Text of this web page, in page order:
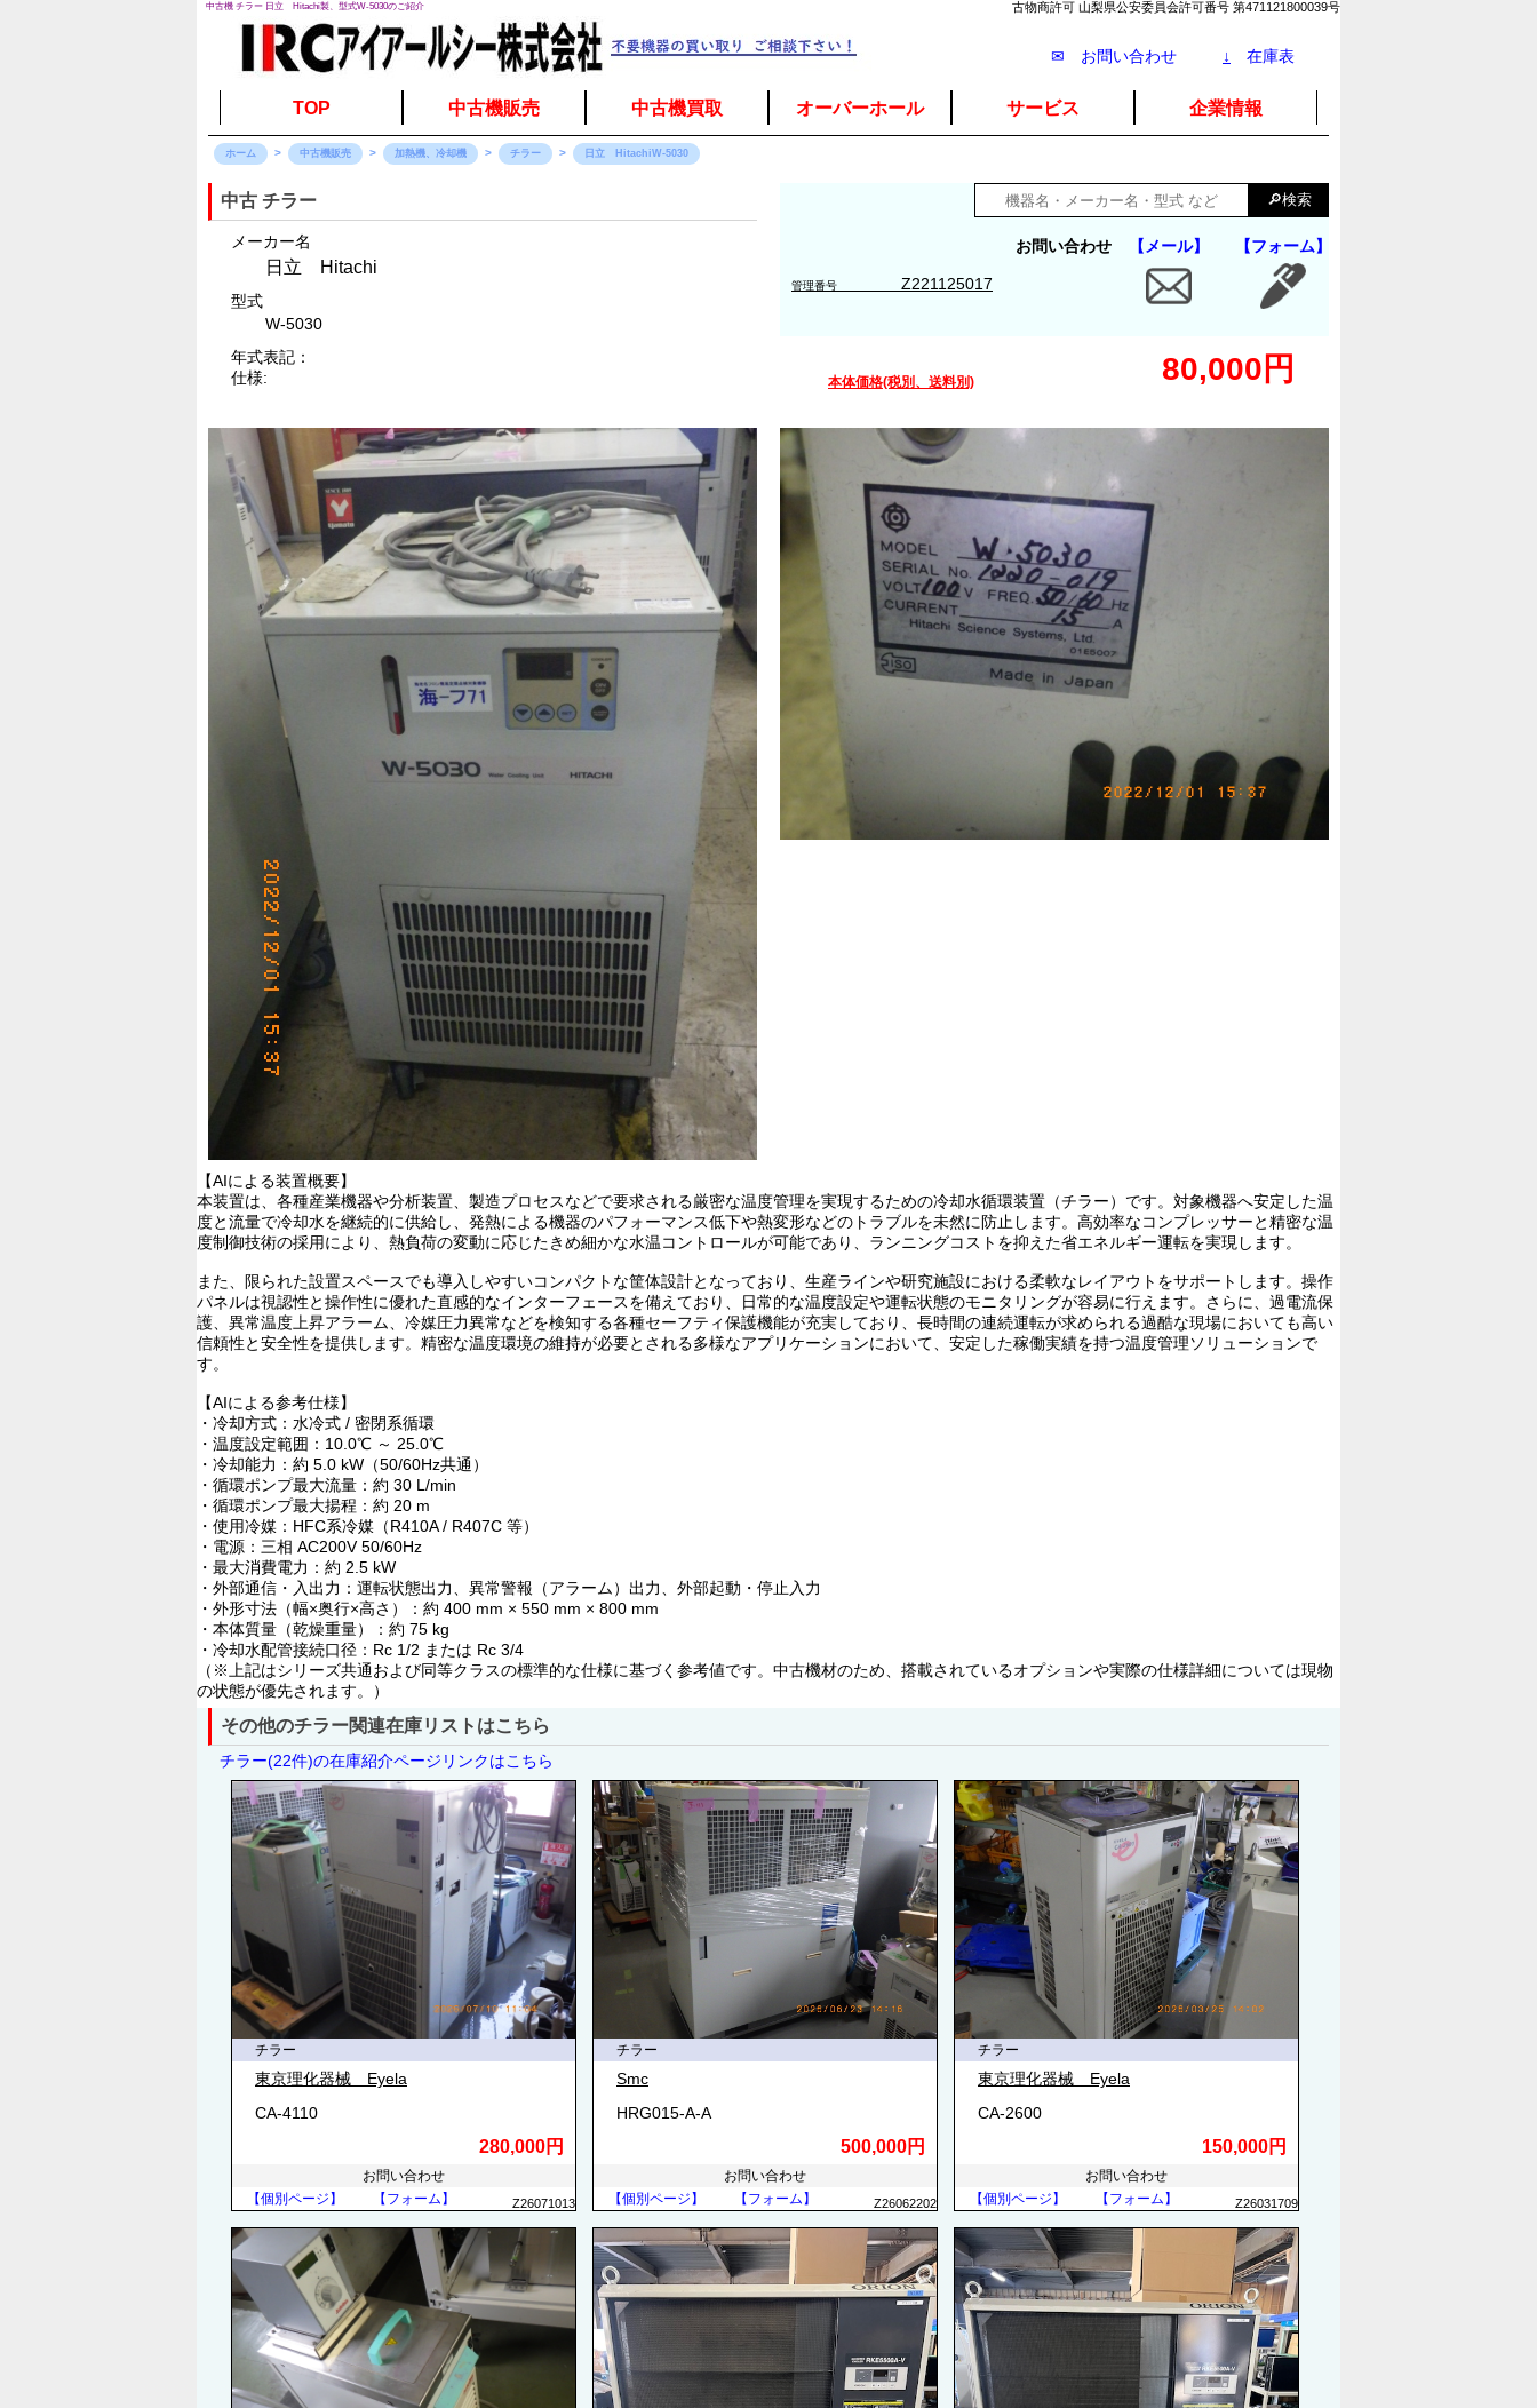
中古機 チラー 日立 Hitachi製、型式W-5030のご紹介 古物商許可 山梨県公安委員会許可番号 第471121800039号
✉ お問い合わせ ↓ 在庫表
TOP 中古機販売 中古機買取 オーバーホール サービス 企業情報
ホーム 中古機販売 加熱機、冷却機 チラー 日立 HitachiW-5030
お問い合わせ 【メール】 【フォーム】
管理番号 Z221125017
中古 チラー
メーカー名
日立 Hitachi
型式
W-5030
年式表記：
仕様:
本体価格(税別、送料別) 80,000円
【AIによる装置概要】
本装置は、各種産業機器や分析装置、製造プロセスなどで要求される厳密な温度管理を実現するための冷却水循環装置（チラー）です。対象機器へ安定した温
度と流量で冷却水を継続的に供給し、発熱による機器のパフォーマンス低下や熱変形などのトラブルを未然に防止します。高効率なコンプレッサーと精密な温
度制御技術の採用により、熱負荷の変動に応じたきめ細かな水温コントロールが可能であり、ランニングコストを抑えた省エネルギー運転を実現します。
また、限られた設置スペースでも導入しやすいコンパクトな筐体設計となっており、生産ラインや研究施設における柔軟なレイアウトをサポートします。操作
パネルは視認性と操作性に優れた直感的なインターフェースを備えており、日常的な温度設定や運転状態のモニタリングが容易に行えます。さらに、過電流保
護、異常温度上昇アラーム、冷媒圧力異常などを検知する各種セーフティ保護機能が充実しており、長時間の連続運転が求められる過酷な現場においても高い
信頼性と安全性を提供します。精密な温度環境の維持が必要とされる多様なアプリケーションにおいて、安定した稼働実績を持つ温度管理ソリューションで
す。
【AIによる参考仕様】
・冷却方式：水冷式 / 密閉系循環
・温度設定範囲：10.0℃ ～ 25.0℃
・冷却能力：約 5.0 kW（50/60Hz共通）
・循環ポンプ最大流量：約 30 L/min
・循環ポンプ最大揚程：約 20 m
・使用冷媒：HFC系冷媒（R410A / R407C 等）
・電源：三相 AC200V 50/60Hz
・最大消費電力：約 2.5 kW
・外部通信・入出力：運転状態出力、異常警報（アラーム）出力、外部起動・停止入力
・外形寸法（幅×奥行×高さ）：約 400 mm × 550 mm × 800 mm
・本体質量（乾燥重量）：約 75 kg
・冷却水配管接続口径：Rc 1/2 または Rc 3/4
（※上記はシリーズ共通および同等クラスの標準的な仕様に基づく参考値です。中古機材のため、搭載されているオプションや実際の仕様詳細については現物
の状態が優先されます。）
その他のチラー関連在庫リストはこちら
チラー(22件)の在庫紹介ページリンクはこちら
チラー
東京理化器械 Eyela
CA-4110
280,000円
お問い合わせ
【個別ページ】
【フォーム】 Z26071013
チラー
Smc
HRG015-A-A
500,000円
お問い合わせ
【個別ページ】
【フォーム】 Z26062202
チラー
東京理化器械 Eyela
CA-2600
150,000円
お問い合わせ
【個別ページ】
【フォーム】 Z26031709